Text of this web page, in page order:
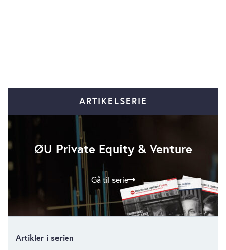
ARTIKELSERIE
ØU Private Equity & Venture
Gå til serie
Artikler i serien